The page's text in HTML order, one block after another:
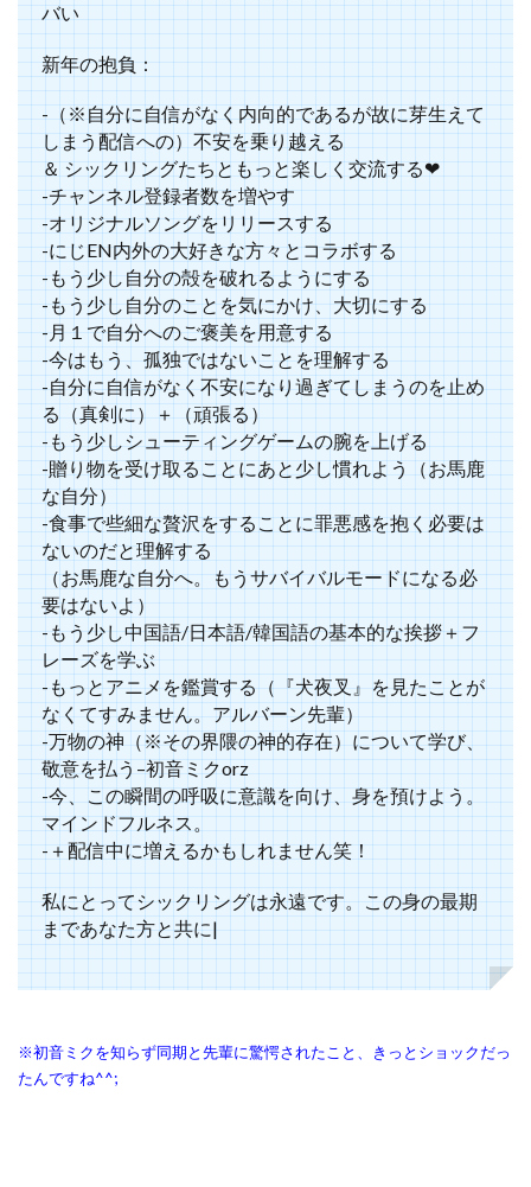
バい
新年の抱負：
-（※自分に自信がなく内向的であるが故に芽生えて
しまう配信への）不安を乗り越える
＆ シックリングたちともっと楽しく交流する❤︎
-チャンネル登録者数を増やす
-オリジナルソングをリリースする
-にじEN内外の大好きな方々とコラボする
-もう少し自分の殻を破れるようにする
-もう少し自分のことを気にかけ、大切にする
-月１で自分へのご褒美を用意する
-今はもう、孤独ではないことを理解する
-自分に自信がなく不安になり過ぎてしまうのを止め
る（真剣に）＋（頑張る）
-もう少しシューティングゲームの腕を上げる
-贈り物を受け取ることにあと少し慣れよう（お馬鹿
な自分）
-食事で些細な贅沢をすることに罪悪感を抱く必要は
ないのだと理解する
（お馬鹿な自分へ。もうサバイバルモードになる必
要はないよ）
-もう少し中国語/日本語/韓国語の基本的な挨拶＋フ
レーズを学ぶ
-もっとアニメを鑑賞する（『犬夜叉』を見たことが
なくてすみません。アルバーン先輩）
-万物の神（※その界隈の神的存在）について学び、
敬意を払う–初音ミクorz
-今、この瞬間の呼吸に意識を向け、身を預けよう。
マインドフルネス。
-＋配信中に増えるかもしれません笑！
私にとってシックリングは永遠です。この身の最期
まであなた方と共に|
※初音ミクを知らず同期と先輩に驚愕されたこと、きっとショックだっ
たんですね^^;